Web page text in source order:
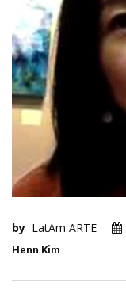
by LatAm ARTE
Henn Kim